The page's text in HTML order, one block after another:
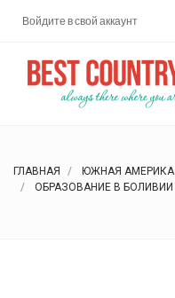
Войдите в свой аккаунт
ГЛАВНАЯ ЮЖНАЯ АМЕРИКА
ОБРАЗОВАНИЕ В БОЛИВИИ